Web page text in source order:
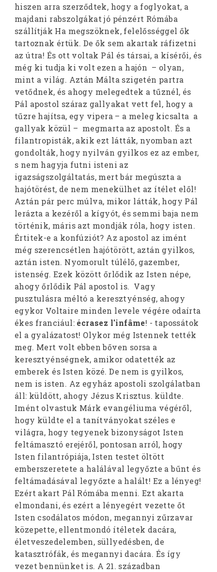
hiszen arra szerződtek, hogy a foglyokat, a
majdani rabszolgákat jó pénzért Rómába
szállítják Ha megszöknek, felelősséggel ők
tartoznak értük. De ők sem akartak ráfizetni
az útra! És ott voltak Pál és társai, a kísérői, és
még ki tudja ki volt ezen a hajón – olyan,
mint a világ. Aztán Málta szigetén partra
vetődnek, és ahogy melegedtek a tűznél, és
Pál apostol száraz gallyakat vett fel, hogy a
tűzre hajítsa, egy vipera – a meleg kicsalta a
gallyak közül – megmarta az apostolt. És a
filantropisták, akik ezt látták, nyomban azt
gondolták, hogy nyilván gyilkos ez az ember,
s nem hagyja futni isteni az
igazságszolgáltatás, mert bár megúszta a
hajótörést, de nem menekülhet az ítélet elől!
Aztán pár perc múlva, mikor látták, hogy Pál
lerázta a kezéről a kígyót, és semmi baja nem
történik, máris azt mondják róla, hogy isten.
Értitek-e a konfúziót? Az apostol az imént
még szerencsétlen hajótörött, aztán gyilkos,
aztán isten. Nyomorult túlélő, gazember,
istenség. Ezek között őrlődik az Isten népe,
ahogy őrlődik Pál apostol is. Vagy
pusztulásra méltó a keresztyénség, ahogy
egykor Voltaire minden levele végére odaírta
ékes franciául: écrasez l'infâme! - tapossátok
el a gyalázatost! Olykor még Istennek tették
meg. Mert volt ebben bőven sorsa a
keresztyénségnek, amikor odatették az
emberek és Isten közé. De nem is gyilkos,
nem is isten. Az egyház apostoli szolgálatban
áll: küldött, ahogy Jézus Krisztus. küldte.
Imént olvastuk Márk evangéliuma végéről,
hogy küldte el a tanítványokat széles e
világra, hogy tegyenek bizonyságot Isten
feltámasztó erejéről, pontosan arról, hogy
Isten filantrópiája, Isten testet öltött
emberszeretete a halálával legyőzte a bűnt és
feltámadásával legyőzte a halált! Ez a lényeg!
Ezért akart Pál Rómába menni. Ezt akarta
elmondani, és ezért a lényegért vezette őt
Isten csodálatos módon, megannyi zűrzavar
közepette, ellentmondó ítéletek dacára,
életveszedelemben, süllyedésben, de
katasztrófák, és megannyi dacára. És így
vezet bennünket is. A 21. században